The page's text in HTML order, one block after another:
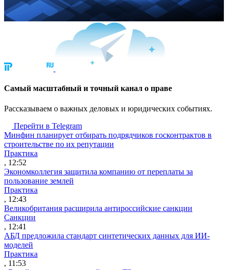
Cамый масштабный и точный канал о праве
Рассказываем о важных деловых и юридических событиях.
Перейти в Telegram
Минфин планирует отбирать подрядчиков госконтрактов в
строительстве по их репутации
Практика
, 12:52
Экономколлегия защитила компанию от переплаты за
пользование землей
Практика
, 12:43
Великобритания расширила антироссийские санкции
Санкции
, 12:41
АБД предложила стандарт синтетических данных для ИИ-
моделей
Практика
, 11:53